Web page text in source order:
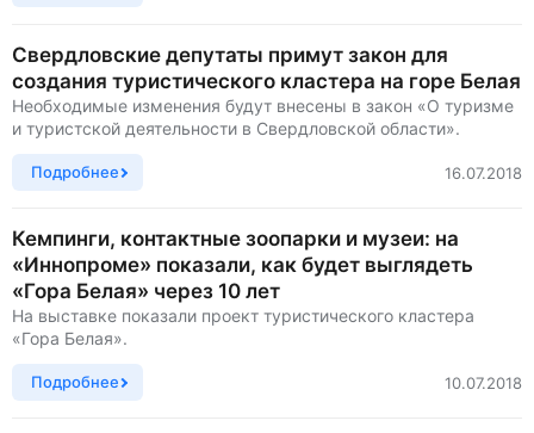
Свердловские депутаты примут закон для
создания туристического кластера на горе Белая
Необходимые изменения будут внесены в закон «О туризме
и туристской деятельности в Свердловской области».
Подробнее 16.07.2018
Кемпинги, контактные зоопарки и музеи: на
«Иннопроме» показали, как будет выглядеть
«Гора Белая» через 10 лет
На выставке показали проект туристического кластера
«Гора Белая».
Подробнее 10.07.2018